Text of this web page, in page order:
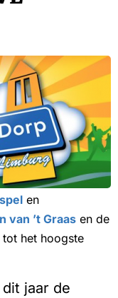
en
van ’t Graas en de
tot het hoogste
jaar de